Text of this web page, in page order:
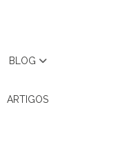
BLOG
ARTIGOS